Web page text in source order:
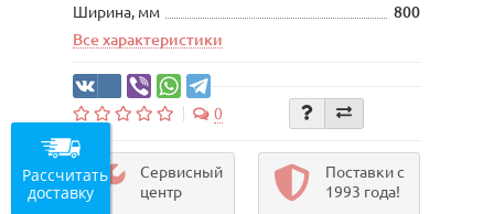
Ширина, мм
800
Все характеристики
0
Сервисный
центр
Поставки с
1993 года!
Рассчитать
доставку